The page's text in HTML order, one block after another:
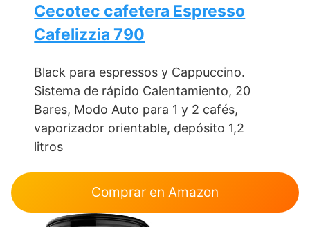
Cecotec cafetera Espresso
Cafelizzia 790
Black para espressos y Cappuccino.
Sistema de rápido Calentamiento, 20
Bares, Modo Auto para 1 y 2 cafés,
vaporizador orientable, depósito 1,2
litros
Comprar en Amazon